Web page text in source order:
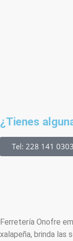
¿Tienes
Tel: 228 141 0303
Ferretería Onofre
xalapeña, brinda las